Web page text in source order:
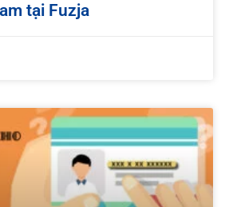
tại Fuzja